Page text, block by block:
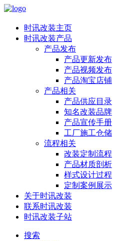
时讯改装主页
时讯改装产品
产品发布
产品更新发布
产品视频发布
产品淘宝店铺
产品相关
产品供应目录
知名改装品牌
产品宣传手册
工厂施工仓储
流程相关
改装定制流程
产品材质剖析
样式设计过程
定制案例展示
关于时讯改装
联系时讯改装
时讯改装子站
搜索